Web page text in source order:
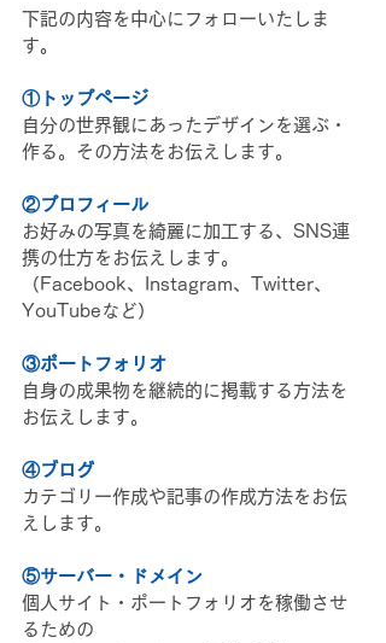
下記の内容を中心にフォローいたしま
す。
①トップページ
自分の世界観にあったデザインを選ぶ・
作る。その方法をお伝えします。
②プロフィール
お好みの写真を綺麗に加工する、SNS連
携の仕方をお伝えします。
（Facebook、Instagram、Twitter、
YouTubeなど）
③ポートフォリオ
自身の成果物を継続的に掲載する方法を
お伝えします。
④ブログ
カテゴリー作成や記事の作成方法をお伝
えします。
⑤サーバー・ドメイン
個人サイト・ポートフォリオを稼働させ
るための